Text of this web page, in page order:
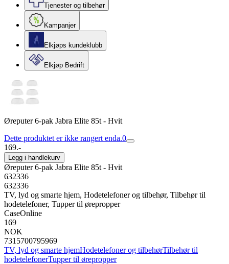
Tjenester og tilbehør
Kampanjer
Elkjøps kundeklubb
Elkjøp Bedrift
Øreputer 6-pak Jabra Elite 85t - Hvit
Dette produktet er ikke rangert enda.0
169.-
Legg i handlekurv
Øreputer 6-pak Jabra Elite 85t - Hvit
632336
632336
TV, lyd og smarte hjem, Hodetelefoner og tilbehør, Tilbehør til
hodetelefoner, Tupper til ørepropper
CaseOnline
169
NOK
7315700795969
TV, lyd og smarte hjemHodetelefoner og tilbehørTilbehør til
hodetelefonerTupper til ørepropper